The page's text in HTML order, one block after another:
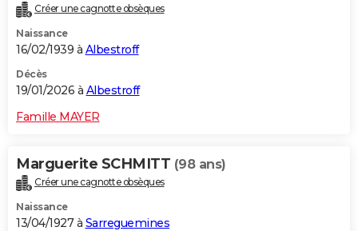
Créer une cagnotte obsèques
Naissance
16/02/1939 à Albestroff
Décès
19/01/2026 à Albestroff
Famille MAYER
Marguerite SCHMITT (98 ans)
Créer une cagnotte obsèques
Naissance
13/04/1927 à Sarreguemines